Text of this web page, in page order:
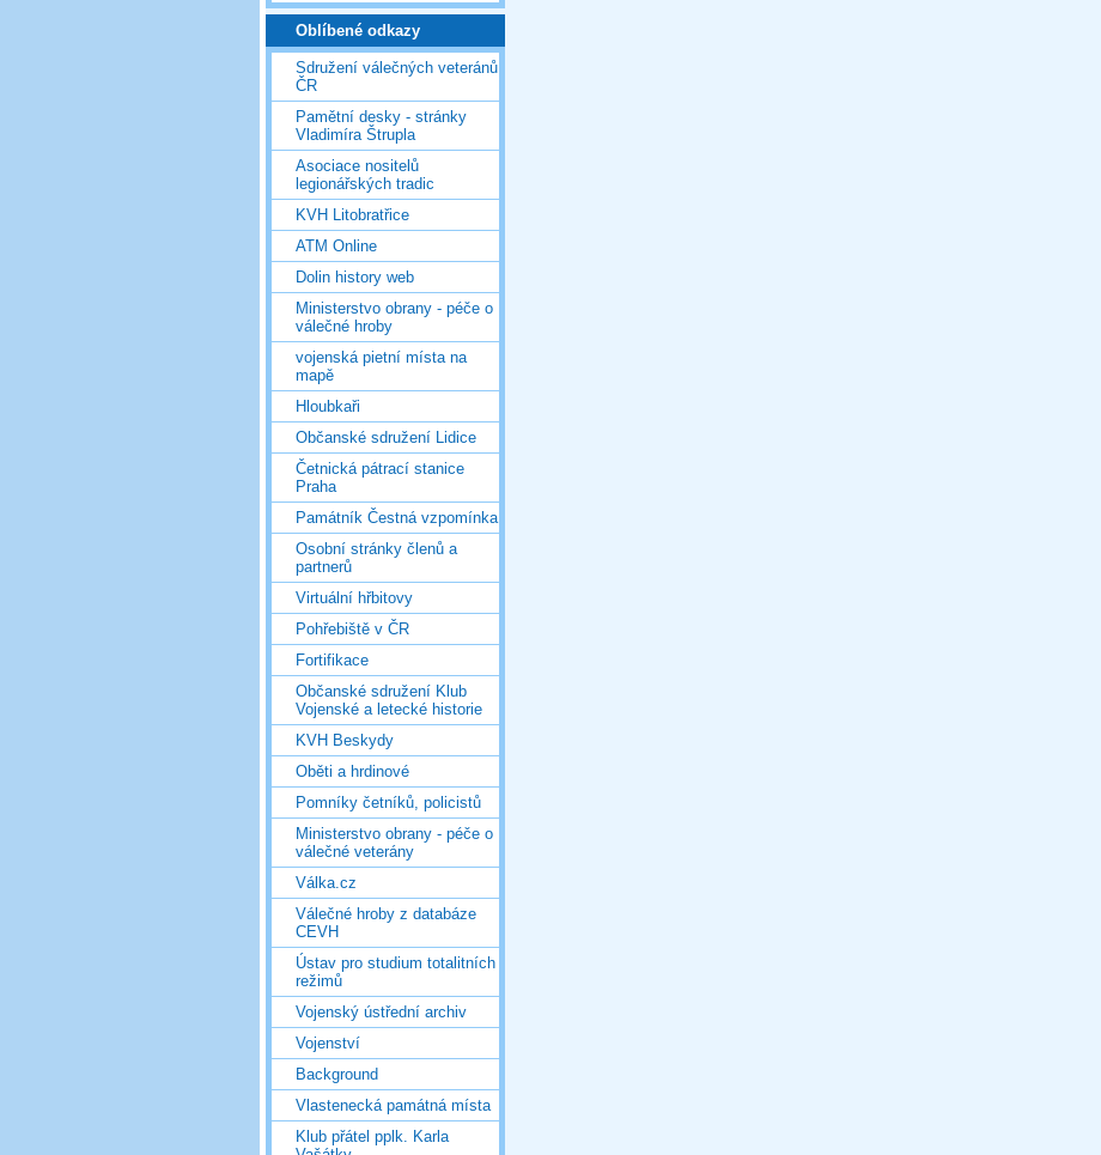
Oblíbené odkazy
Sdružení válečných veteránů
ČR
Pamětní desky - stránky
Vladimíra Štrupla
Asociace nositelů
legionářských tradic
KVH Litobratřice
ATM Online
Dolin history web
Ministerstvo obrany - péče o
válečné hroby
vojenská pietní místa na
mapě
Hloubkaři
Občanské sdružení Lidice
Četnická pátrací stanice
Praha
Památník Čestná vzpomínka
Osobní stránky členů a
partnerů
Virtuální hřbitovy
Pohřebiště v ČR
Fortifikace
Občanské sdružení Klub
Vojenské a letecké historie
KVH Beskydy
Oběti a hrdinové
Pomníky četníků, policistů
Ministerstvo obrany - péče o
válečné veterány
Válka.cz
Válečné hroby z databáze
CEVH
Ústav pro studium totalitních
režimů
Vojenský ústřední archiv
Vojenství
Background
Vlastenecká památná místa
Klub přátel pplk. Karla